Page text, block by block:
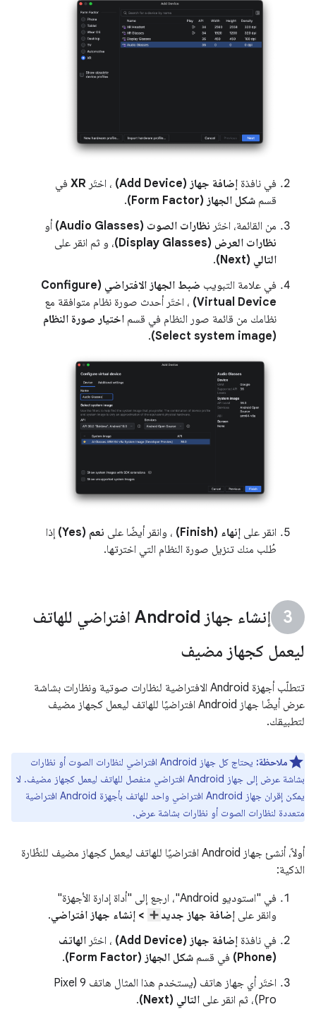
في نافذة إضافة جهاز (Add Device) ، اختَر XR في
قسم شكل الجهاز (Form Factor)
.
من القائمة، اختَر نظارات الصوت (Audio Glasses)
أو
نظارات العرض (Display Glasses)
، و ثم انقر على
التالي (Next)
.
في علامة التبويب
ضبط الجهاز الافتراضي (Configure
Virtual Device) ، اختَر أحدث صورة نظام متوافقة مع
نظامك من قائمة صور النظام في قسم اختيار صورة النظام
(Select system image)
.
انقر على إنهاء (Finish) ، وانقر أيضًا على نعم (Yes)
إذا
طُلب منك تنزيل صورة النظام التي اخترتها.
إنشاء جهاز Android افتراضي للهاتف
ليعمل كجهاز مضيف
تتطلّب أجهزة Android الافتراضية لنظارات صوتية ونظارات بشاشة
عرض أيضًا جهاز Android افتراضيًا للهاتف ليعمل كجهاز مضيف
لتطبيقك.
ملاحظة:
يحتاج كل جهاز Android افتراضي لنظارات الصوت أو نظارات
بشاشة عرض إلى جهاز Android افتراضي منفصل للهاتف ليعمل كجهاز مضيف. لا
يمكن إقران جهاز Android افتراضي واحد للهاتف بأجهزة Android افتراضية
متعددة لنظارات الصوت أو نظارات بشاشة عرض.
أولاً، أنشئ جهاز Android افتراضيًا للهاتف ليعمل كجهاز مضيف للنظّارة
الذكية:
في "استوديو Android"، ارجع إلى "أداة إدارة الأجهزة"
وانقر على إضافة جهاز جديد > إنشاء جهاز افتراضي.
في نافذة إضافة جهاز (Add Device) ، اختَر الهاتف
(Phone)
في قسم شكل الجهاز (Form Factor)
.
اختَر أي جهاز هاتف (يستخدم هذا المثال هاتف Pixel 9
Pro)، ثم انقر على
التالي (Next)
.